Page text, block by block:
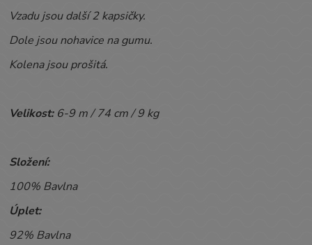
Vzadu jsou další 2 kapsičky.
Dole jsou nohavice na gumu.
Kolena jsou prošitá.
Velikost:6-9m / 74 cm / 9 kg
Složení:
100% Bavlna
Úplet:
92% Bavlna